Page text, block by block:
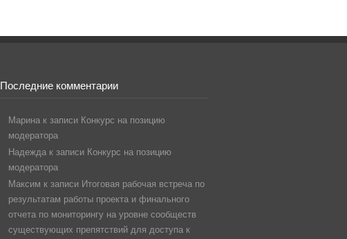
Последние комментарии
Марина к записи Конкурс на позицию
модератора
Надежда к записи Конкурс на позицию
модератора
Максим к записи Итоговая рабочая встреча по
результатам работы проекта и финального
отчета по мониторингу на уровне сообществ
существующих препятствий для доступа к